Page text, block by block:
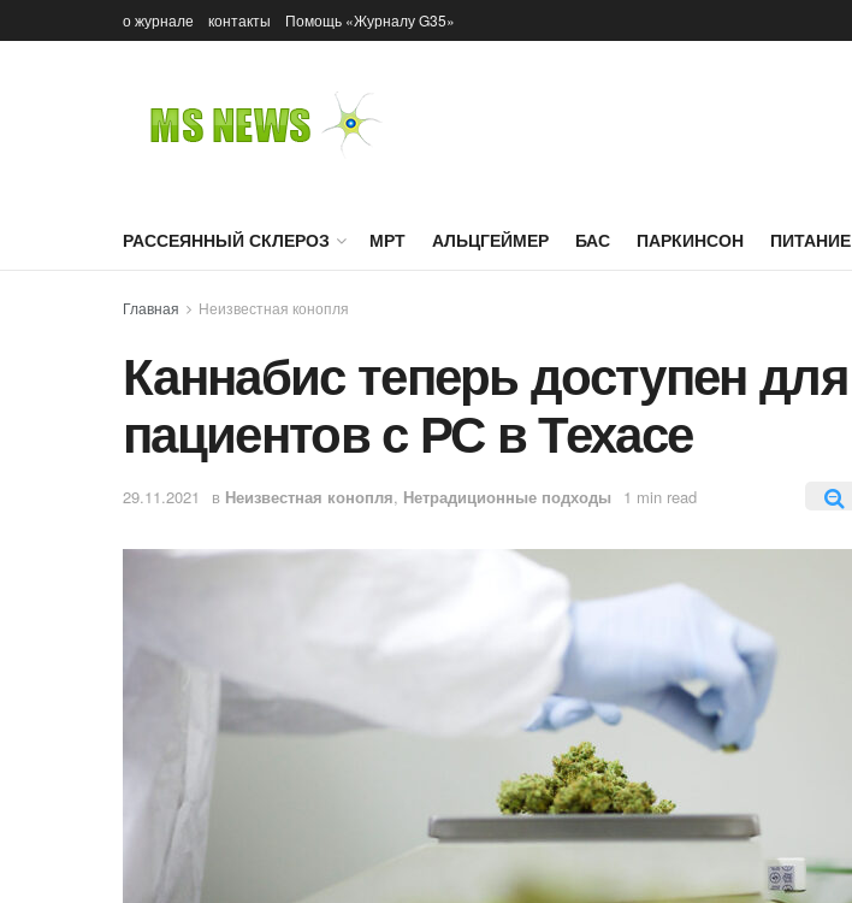
о журнале контакты Помощь «Журналу G35»
РАССЕЯННЫЙ СКЛЕРОЗ МРТ АЛЬЦГЕЙМЕР БАС ПАРКИНСОН ПИТАНИЕ
Главная Неизвестная конопля
Каннабис теперь доступен для
пациентов с РС в Техасе
29.11.2021 в Неизвестная конопля, Нетрадиционные подходы 1 min read